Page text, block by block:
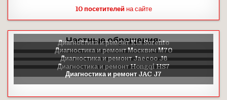
10 посетителейна сайте
Частные обращения: